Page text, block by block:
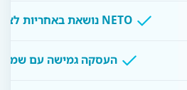
NETO נושאת באחריות לציות לדיני עבודה
העסקה גמישה עם